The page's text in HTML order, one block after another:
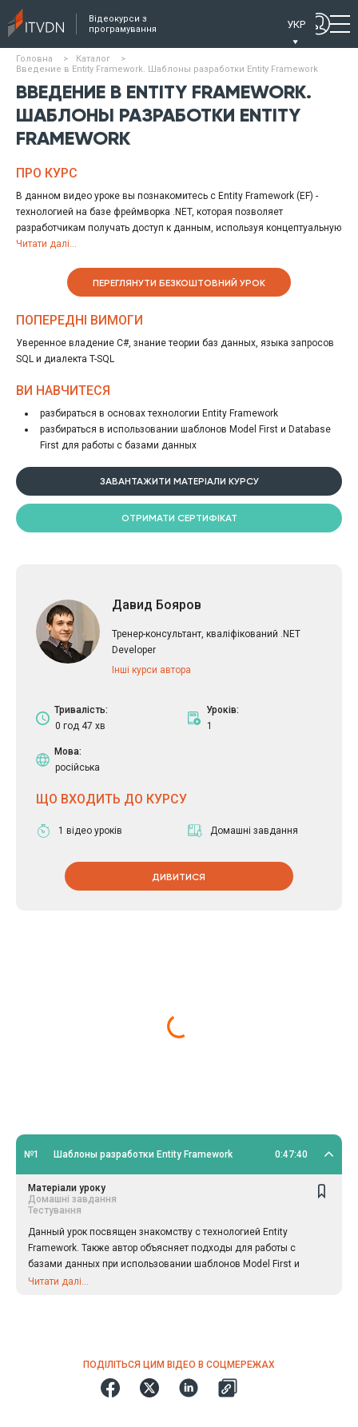
Відеокурси з
програмування
УКР
Головна > Каталог
>
Введение в Entity Framework. Шаблоны разработки Entity Framework
ВВЕДЕНИЕ В ENTITY FRAMEWORK.
ШАБЛОНЫ РАЗРАБОТКИ ENTITY
FRAMEWORK
ПРО КУРС
В данном видео уроке вы познакомитесь с Entity Framework (EF) -
технологией на базе фреймворка .NET, которая позволяет
разработчикам получать доступ к данным, используя концептуальную
модель вместо реляционной базы данных. Такой подход позволяет
абстрагируясь от базы данных.
На занятии автор объясняет принципы работы EF, ее возможности и
также сможете работать с шаблонами разработки Model First и
Database First.
Читати далі...
ПЕРЕГЛЯНУТИ БЕЗКОШТОВНИЙ УРОК
ПОПЕРЕДНІ ВИМОГИ
Уверенное владение C#, знание теории баз данных, языка запросов
SQL и диалекта T-SQL
ВИ НАВЧИТЕСЯ
разбираться в основах технологии Entity Framework
разбираться в использовании шаблонов Model First и Database
First для работы с базами данных
ЗАВАНТАЖИТИ МАТЕРІАЛИ КУРСУ
ОТРИМАТИ СЕРТИФІКАТ
Давид Бояров
Тренер-консультант, кваліфікований .NET
Developer
Інші курси автора
Тривалість:
0 год 47 хв
Уроків:
1
Мова:
російська
ЩО ВХОДИТЬ ДО КУРСУ
1 відео уроків Домашні завдання
ДИВИТИСЯ
№1 Шаблоны разработки Entity Framework 0:47:40
Матеріали уроку
Домашні завдання
Тестування
Данный урок посвящен знакомству с технологией Entity
Framework. Также автор объясняет подходы для работы с
базами данных при использовании шаблонов Model First и
Database First.
Читати далі...
ПОДІЛІТЬСЯ ЦИМ ВІДЕО В СОЦМЕРЕЖАХ